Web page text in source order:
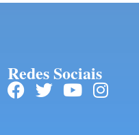
Redes Sociais